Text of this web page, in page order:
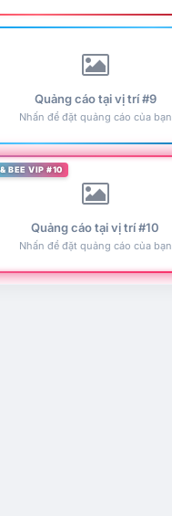
Quảng cáo tại vị trí #9
Nhấn để đặt quảng cáo của bạn
BEE VIP #10
Quảng cáo tại vị trí #10
Nhấn để đặt quảng cáo của bạn